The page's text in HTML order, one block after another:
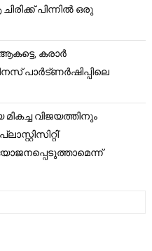
പിന്നിൽ ഒരു
കരാർ
പാർട്ണർഷിപ്പിലെ
വിജയത്തിനും